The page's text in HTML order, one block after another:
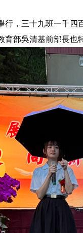
行，三十九班一千
部吳清基前部長也